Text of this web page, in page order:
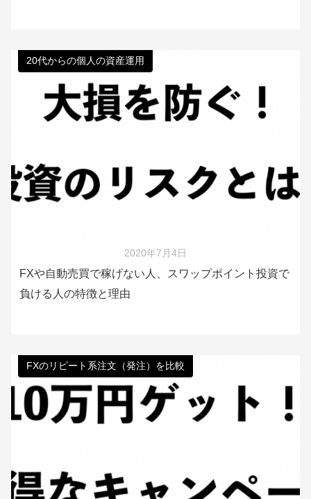
20代からの個人の資産運用
2020年7月4日
FXや自動売買で稼げない人、スワップポイント投資で
負ける人の特徴と理由
FXのリピート系注文（発注）を比較